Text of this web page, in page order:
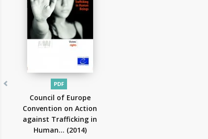
PDF
Council of Europe
Convention on Action
against Trafficking in
Human... (2014)